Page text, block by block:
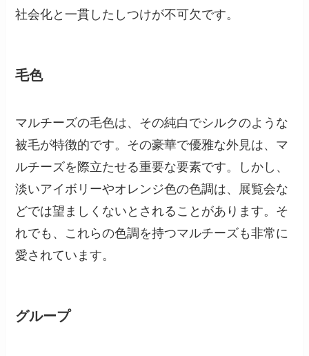
社会化と一貫したしつけが不可欠です。
毛色
マルチーズの毛色は、その純白でシルクのような
被毛が特徴的です。その豪華で優雅な外見は、マ
ルチーズを際立たせる重要な要素です。しかし、
淡いアイボリーやオレンジ色の色調は、展覧会な
どでは望ましくないとされることがあります。そ
れでも、これらの色調を持つマルチーズも非常に
愛されています。
グループ